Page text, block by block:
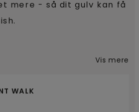
mere - så dit gulv kan få
WALK
Vis mere